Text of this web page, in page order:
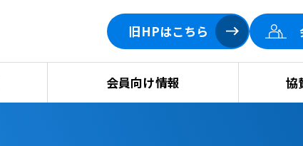
旧HPはこちら
会員向け情報 協